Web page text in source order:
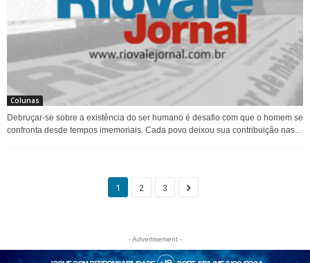
Colunas
Debruçar-se sobre a existência do ser humano é desafio com que o homem se
confronta desde tempos imemoriais. Cada povo deixou sua contribuição nas...
1 2 3
- Advertisement -